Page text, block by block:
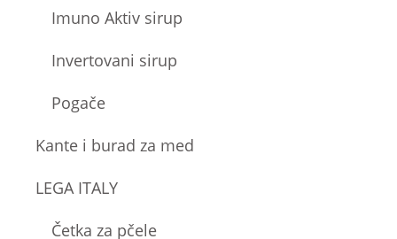
Imuno Aktiv sirup
Invertovani sirup
Pogače
Kante i burad za med
LEGA ITALY
Četka za pčele